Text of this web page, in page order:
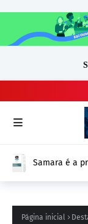
Samara é a
Página inicial